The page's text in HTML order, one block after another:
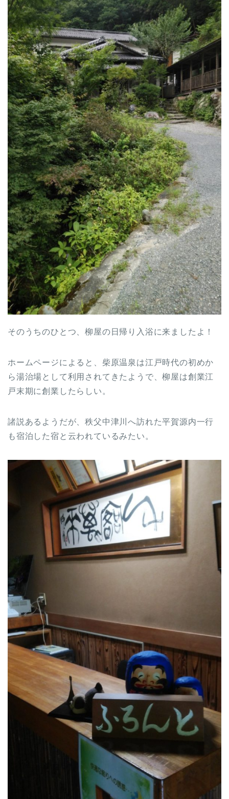
そのうちのひとつ、柳屋の日帰り入浴に来ましたよ！
ホームページによると、柴原温泉は江戸時代の初めか
ら湯治場として利用されてきたようで、柳屋は創業江
戸末期に創業したらしい。
諸説あるようだが、秩父中津川へ訪れた平賀源内一行
も宿泊した宿と云われているみたい。